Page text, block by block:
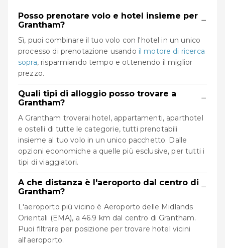
Posso prenotare volo e hotel insieme per
Grantham?
−
Sì, puoi combinare il tuo volo con l'hotel in un unico
processo di prenotazione usando il motore di ricerca
sopra, risparmiando tempo e ottenendo il miglior
prezzo.
Quali tipi di alloggio posso trovare a
Grantham?
−
A Grantham troverai hotel, appartamenti, aparthotel
e ostelli di tutte le categorie, tutti prenotabili
insieme al tuo volo in un unico pacchetto. Dalle
opzioni economiche a quelle più esclusive, per tutti i
tipi di viaggiatori.
A che distanza è l'aeroporto dal centro di
Grantham?
−
L'aeroporto più vicino è Aeroporto delle Midlands
Orientali (EMA), a 46.9 km dal centro di Grantham.
Puoi filtrare per posizione per trovare hotel vicini
all'aeroporto.